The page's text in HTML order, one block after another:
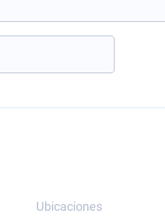
Ubicaciones